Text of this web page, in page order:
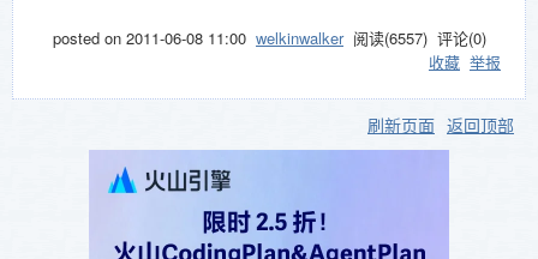
posted on 2011-06-08 11:00 welkinwalker阅读(6557) 评论(0)
收藏 举报
刷新页面 返回顶部